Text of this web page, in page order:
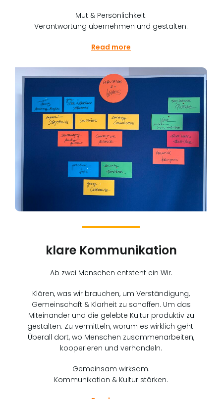
Mut & Persönlichkeit.
Verantwortung übernehmen und gestalten.
Read more
klare Kommunikation
Ab zwei Menschen entsteht ein Wir.
Klären, was wir brauchen, um Verständigung,
Gemeinschaft & Klarheit zu schaffen. Um das
Miteinander und die gelebte Kultur produktiv zu
gestalten. Zu vermitteln, worum es wirklich geht.
Überall dort, wo Menschen zusammenarbeiten,
kooperieren und verhandeln.
Gemeinsam wirksam.
Kommunikation & Kultur stärken.